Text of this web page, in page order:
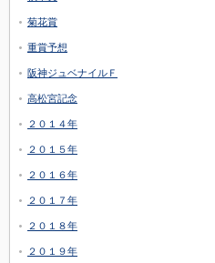
菊花賞
重賞予想
阪神ジュベナイルＦ
高松宮記念
２０１４年
２０１５年
２０１６年
２０１７年
２０１８年
２０１９年